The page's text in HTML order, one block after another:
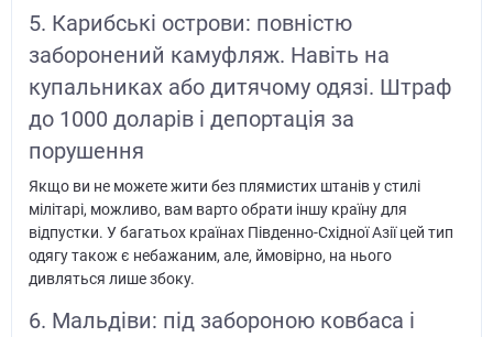
5. Карибські острови: повністю
заборонений камуфляж. Навіть на
купальниках або дитячому одязі. Штраф
до 1000 доларів і депортація за
порушення
Якщо ви не можете жити без плямистих штанів у стилі
мілітарі, можливо, вам варто обрати іншу країну для
відпустки. У багатьох країнах Південно-Східної Азії цей тип
одягу також є небажаним, але, ймовірно, на нього
дивляться лише збоку.
6. Мальдіви: під забороною ковбаса і